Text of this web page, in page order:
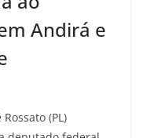
Andirá e
(PL)